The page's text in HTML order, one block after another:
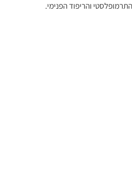
והריפוד הפנימי.